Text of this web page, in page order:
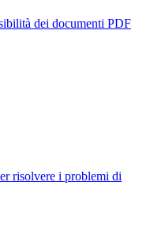
dei documenti PDF
risolvere i problemi di